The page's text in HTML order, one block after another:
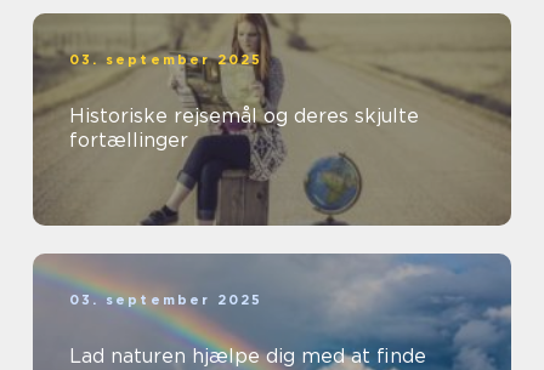
03. september 2025
Historiske rejsemål og deres skjulte
fortællinger
03. september 2025
Lad naturen hjælpe dig med at finde